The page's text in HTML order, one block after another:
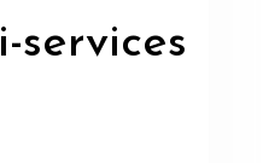
services